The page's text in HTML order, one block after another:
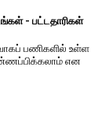
- பட்டதாரிகள்
பணிகளில் உள்ள
என